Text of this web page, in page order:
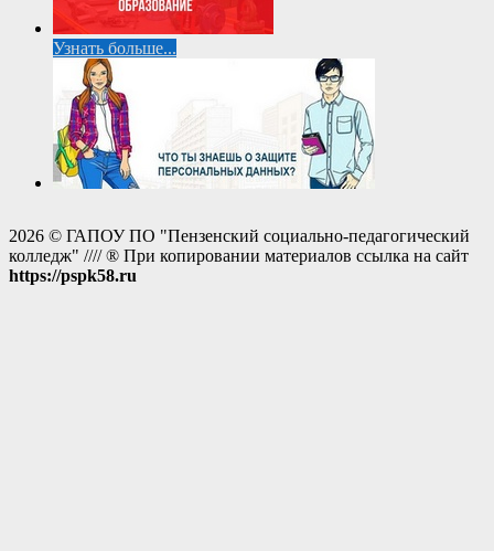
Узнать больше...
2026 © ГАПОУ ПО "Пензенский социально-педагогический
колледж" //// ® При копировании материалов ссылка на сайт
https://pspk58.ru